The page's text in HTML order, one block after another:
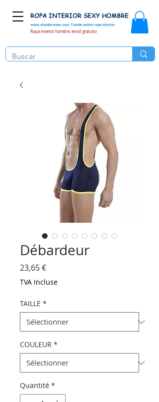
www.elunderwear.com Tienda online ropa interior
ROPA INTERIOR SEXY HOMBRE
Ropa interior hombre, envió gratuito
Débardeur
23,65 €Prix
TVA Incluse
TAILLE *
COULEUR *
Quantité *